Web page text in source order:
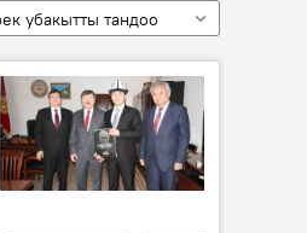
убакытты тандоо